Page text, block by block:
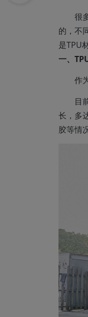
很
的，不
是TPU
一、
作
目
长，多
胶等情